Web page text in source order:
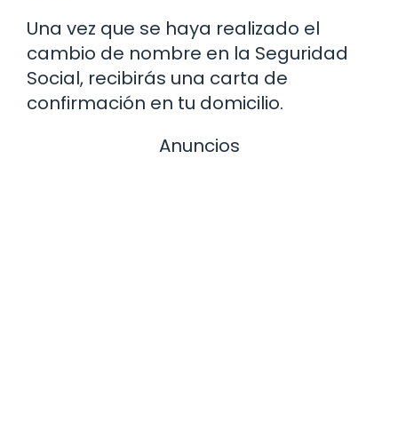
Una vez que se haya realizado el
cambio de nombre en la Seguridad
Social, recibirás una carta de
confirmación en tu domicilio.
Anuncios